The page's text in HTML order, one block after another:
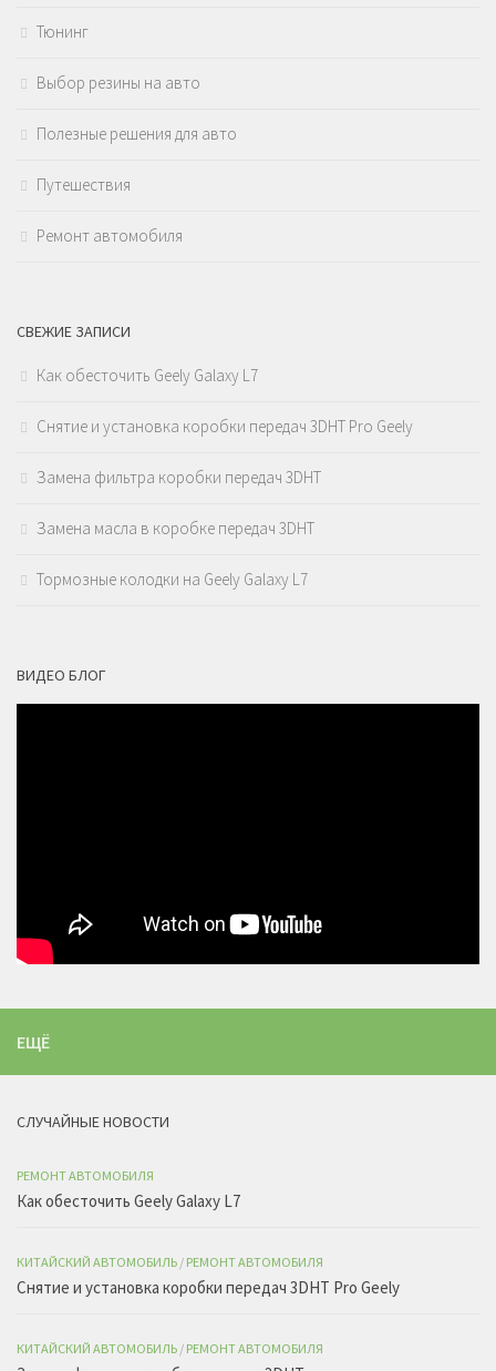
Тюнинг
Выбор резины на авто
Полезные решения для авто
Путешествия
Ремонт автомобиля
СВЕЖИЕ ЗАПИСИ
Как обесточить Geely Galaxy L7
Снятие и установка коробки передач 3DHT Pro Geely
Замена фильтра коробки передач 3DHT
Замена масла в коробке передач 3DHT
Тормозные колодки на Geely Galaxy L7
ВИДЕО БЛОГ
ЕЩЁ
СЛУЧАЙНЫЕ НОВОСТИ
РЕМОНТ АВТОМОБИЛЯ
Как обесточить Geely Galaxy L7
КИТАЙСКИЙ АВТОМОБИЛЬ / РЕМОНТ АВТОМОБИЛЯ
Снятие и установка коробки передач 3DHT Pro Geely
КИТАЙСКИЙ АВТОМОБИЛЬ / РЕМОНТ АВТОМОБИЛЯ